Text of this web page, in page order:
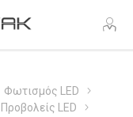
Φωτισμός LED
Προβολείς LED